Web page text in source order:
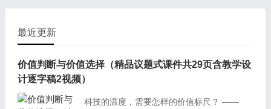
最近更新
价值判断与价值选择（精品议题式课件共29页含教学设
计逐字稿2视频）
科技的温度，需要怎样的价值标尺？ ——